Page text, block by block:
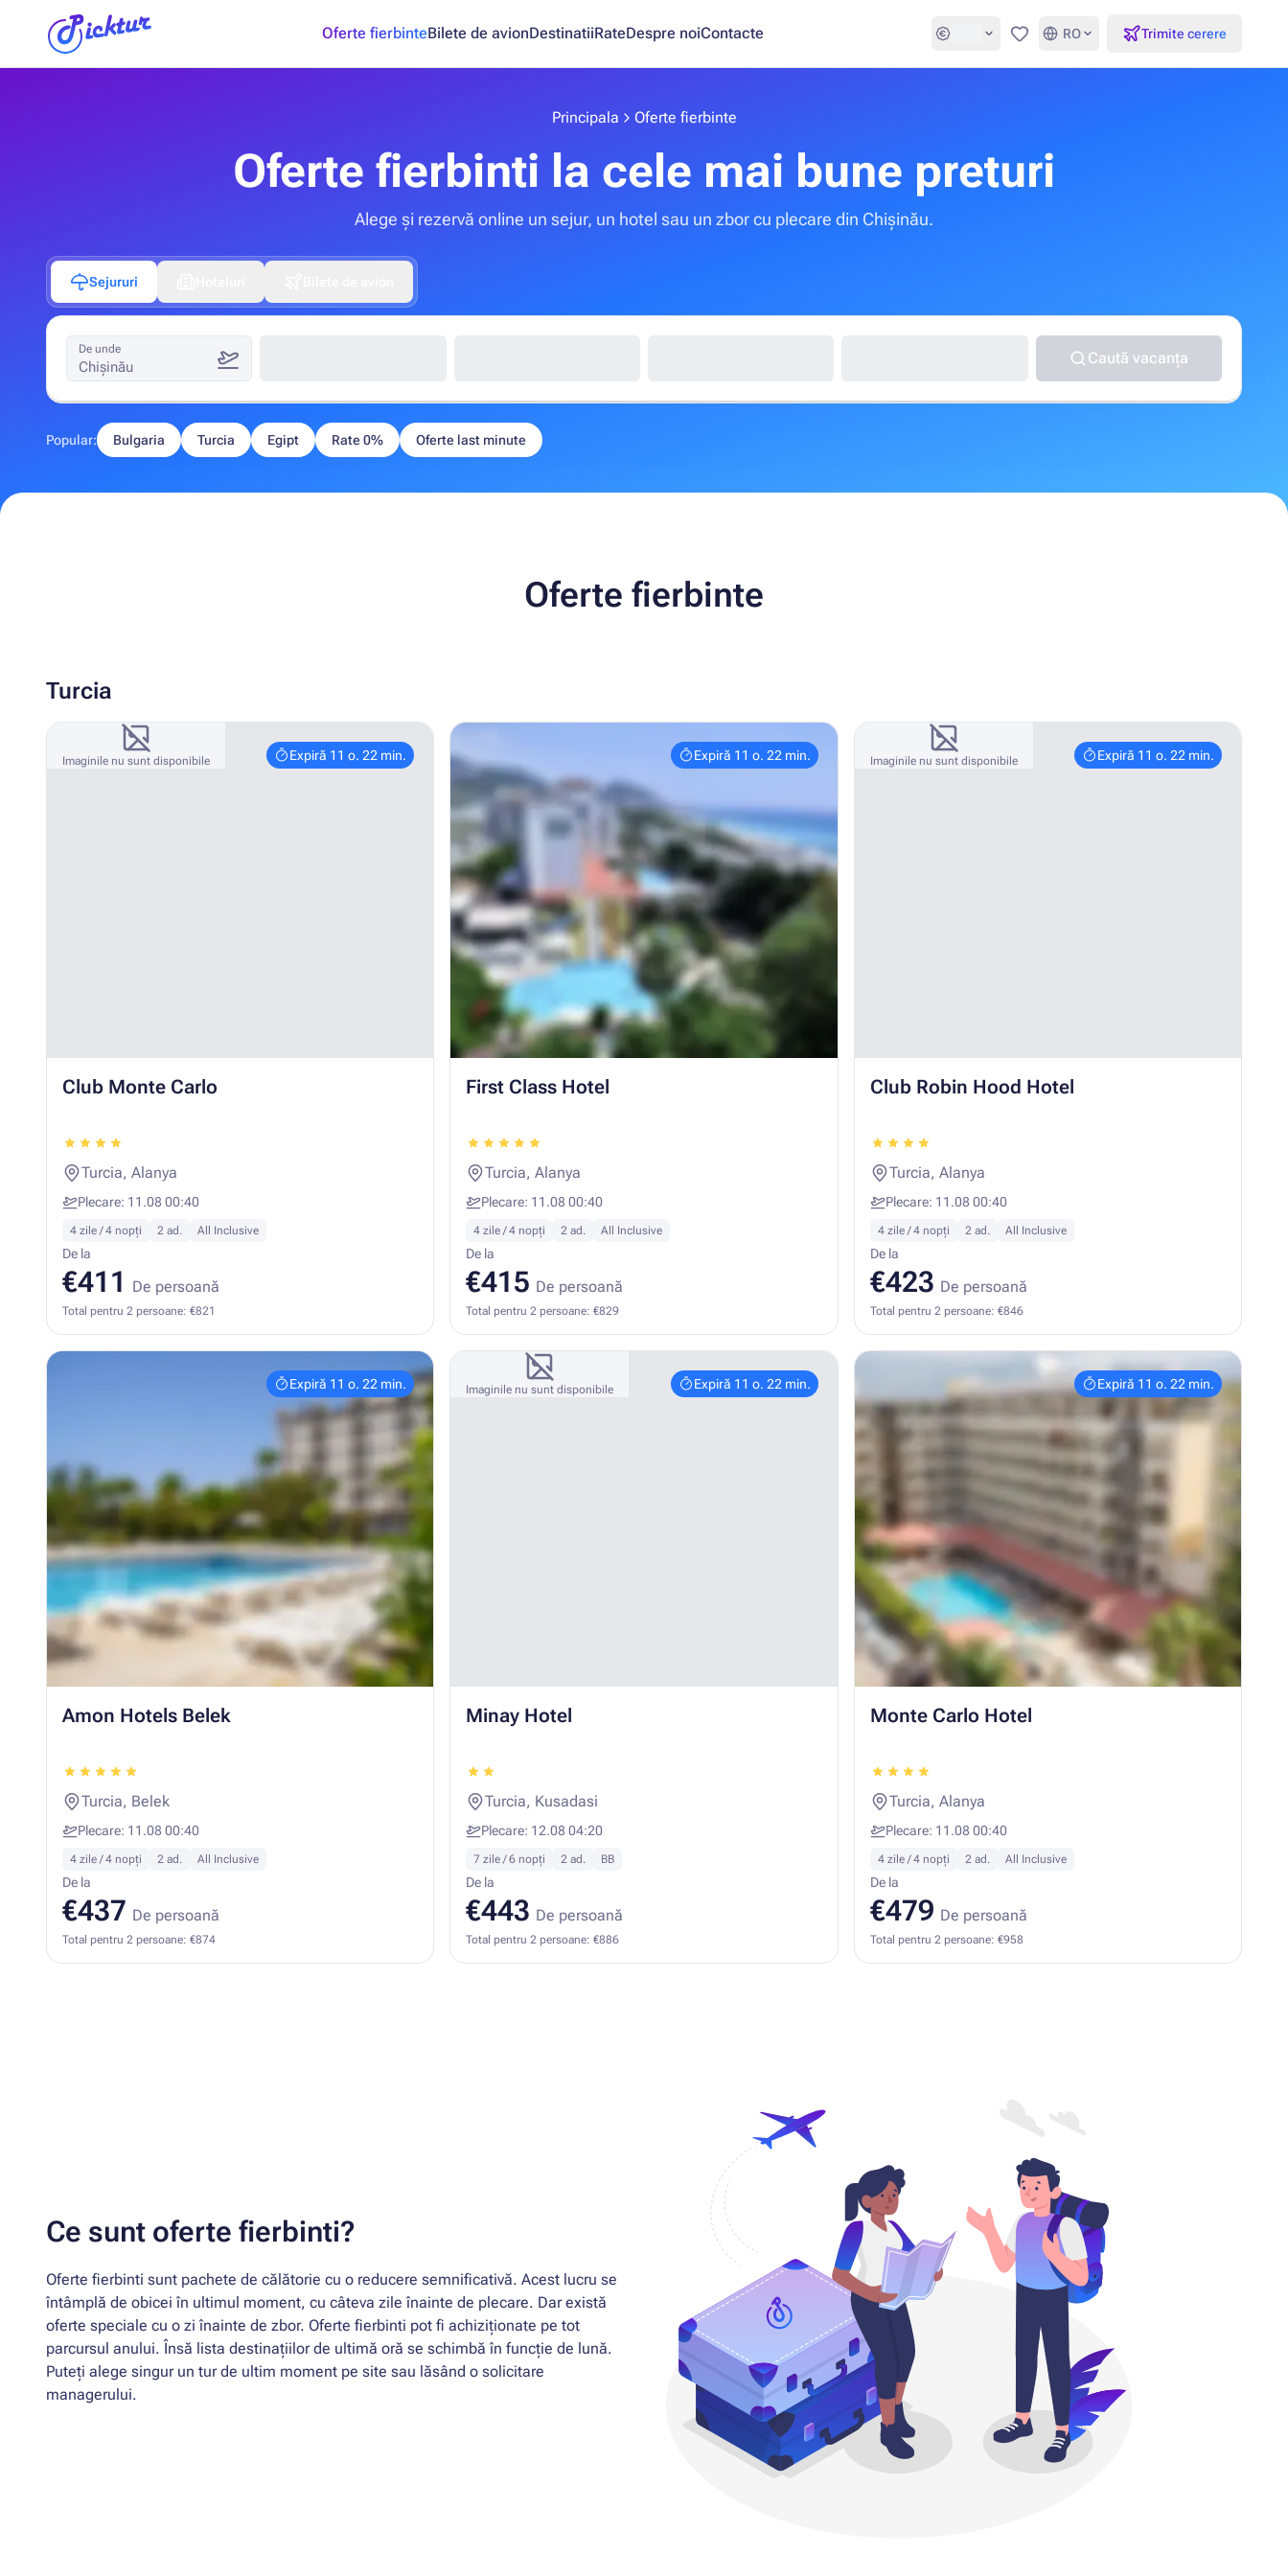
Oferte fierbinteBilete de avionDestinatiiRateDespre noiContacte Favorite
RO Trimite cerere
Principala Oferte fierbinte
Oferte fierbinti la cele mai bune preturi
Alege și rezervă online un sejur, un hotel sau un zbor cu plecare din Chișinău.
Sejururi
De unde
Chișinău Caută vacanța
Popular: Bulgaria Turcia Egipt Rate 0% Oferte last minute
Oferte fierbinte
Turcia
Imaginile nu sunt disponibile Expiră 11 o. 22 min.
Club Monte Carlo
Turcia, Alanya
Plecare: 11.08 00:40
4 zile / 4 nopți 2 ad. All Inclusive
De la
€411 De persoană
Total pentru 2 persoane: €821
Expiră 11 o. 22 min.
First Class Hotel
Turcia, Alanya
Plecare: 11.08 00:40
4 zile / 4 nopți 2 ad. All Inclusive
De la
€415 De persoană
Total pentru 2 persoane: €829
Imaginile nu sunt disponibile Expiră 11 o. 22 min.
Club Robin Hood Hotel
Turcia, Alanya
Plecare: 11.08 00:40
4 zile / 4 nopți 2 ad. All Inclusive
De la
€423 De persoană
Total pentru 2 persoane: €846
Expiră 11 o. 22 min.
Amon Hotels Belek
Turcia, Belek
Plecare: 11.08 00:40
4 zile / 4 nopți 2 ad. All Inclusive
De la
€437 De persoană
Total pentru 2 persoane: €874
Imaginile nu sunt disponibile Expiră 11 o. 22 min.
Minay Hotel
Turcia, Kusadasi
Plecare: 12.08 04:20
7 zile / 6 nopți 2 ad. BB
De la
€443 De persoană
Total pentru 2 persoane: €886
Expiră 11 o. 22 min.
Monte Carlo Hotel
Turcia, Alanya
Plecare: 11.08 00:40
4 zile / 4 nopți 2 ad. All Inclusive
De la
€479 De persoană
Total pentru 2 persoane: €958
Ce sunt oferte fierbinti?
Oferte fierbinti sunt pachete de călătorie cu o reducere semnificativă. Acest lucru se
întâmplă de obicei în ultimul moment, cu câteva zile înainte de plecare. Dar există
oferte speciale cu o zi înainte de zbor. Oferte fierbinti pot fi achiziționate pe tot
parcursul anului. Însă lista destinațiilor de ultimă oră se schimbă în funcție de lună.
Puteți alege singur un tur de ultim moment pe site sau lăsând o solicitare
managerului.